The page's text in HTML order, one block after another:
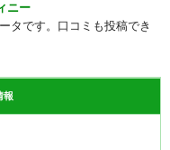
ニー
タです。口コミも投稿でき
報